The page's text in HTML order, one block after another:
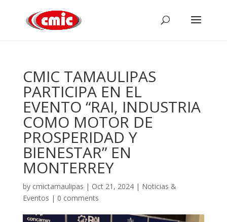
CMIC TAMAULIPAS
PARTICIPA EN EL
EVENTO “RAI, INDUSTRIA
COMO MOTOR DE
PROSPERIDAD Y
BIENESTAR” EN
MONTERREY
by cmictamaulipas | Oct 21, 2024| Noticias &
Eventos | 0 comments